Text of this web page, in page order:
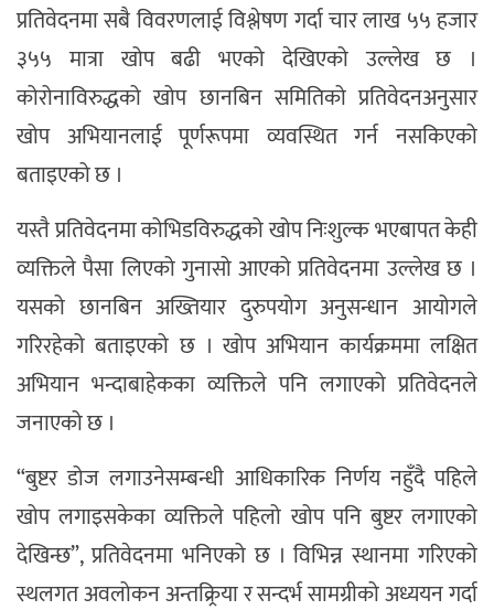
प्रतिवेदनमा सबै विवरणलाई विश्लेषण गर्दा चार लाख ५५ हजार
३५५ मात्रा खोप बढी भएको देखिएको उल्लेख छ ।
कोरोनाविरुद्धको खोप छानबिन समितिको प्रतिवेदनअनुसार
खोप अभियानलाई पूर्णरूपमा व्यवस्थित गर्न नसकिएको
बताइएको छ ।
यस्तै प्रतिवेदनमा कोभिडविरुद्धको खोप निःशुल्क भएबापत केही
व्यक्तिले पैसा लिएको गुनासो आएको प्रतिवेदनमा उल्लेख छ ।
यसको छानबिन अख्तियार दुरुपयोग अनुसन्धान आयोगले
गरिरहेको बताइएको छ । खोप अभियान कार्यक्रममा लक्षित
अभियान भन्दाबाहेकका व्यक्तिले पनि लगाएको प्रतिवेदनले
जनाएको छ ।
“बुष्टर डोज लगाउनेसम्बन्धी आधिकारिक निर्णय नहुँदै पहिले
खोप लगाइसकेका व्यक्तिले पहिलो खोप पनि बुष्टर लगाएको
देखिन्छ”, प्रतिवेदनमा भनिएको छ । विभिन्न स्थानमा गरिएको
स्थलगत अवलोकन अन्तक्र्रिया र सन्दर्भ सामग्रीको अध्ययन गर्दा